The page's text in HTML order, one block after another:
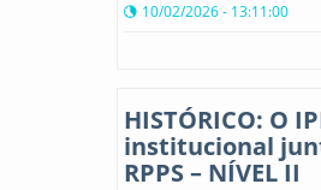
10/02/2026 - 13:11:00
HISTÓRICO: O
institucional
RPPS – NÍVEL II